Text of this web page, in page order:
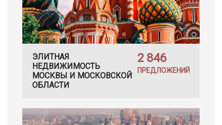
ЭЛИТНАЯ
НЕДВИЖИМОСТЬ
МОСКВЫ И МОСКОВСКОЙ
ОБЛАСТИ
2 846
ПРЕДЛОЖЕНИЙ